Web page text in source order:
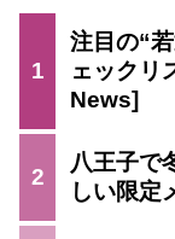
1
注目の“
ェックリ
2
八王子で
しい限定